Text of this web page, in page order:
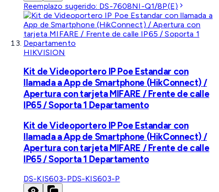
Reemplazo sugerido: DS-7608NI-Q1/8P(E)
HIKVISION
Kit de Videoportero IP Poe Estandar con
llamada a App de Smartphone (HikConnect) /
Apertura con tarjeta MIFARE / Frente de calle
IP65 / Soporta 1 Departamento
Kit de Videoportero IP Poe Estandar con
llamada a App de Smartphone (HikConnect) /
Apertura con tarjeta MIFARE / Frente de calle
IP65 / Soporta 1 Departamento
DS-KIS603-PDS-KIS603-P